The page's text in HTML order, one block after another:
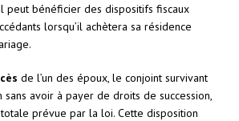
peut bénéficier des dispositifs fiscaux
lorsqu’il achètera sa résidence
de l’un des époux, le conjoint survivant
avoir à payer de droits de succession,
prévue par la loi. Cette disposition